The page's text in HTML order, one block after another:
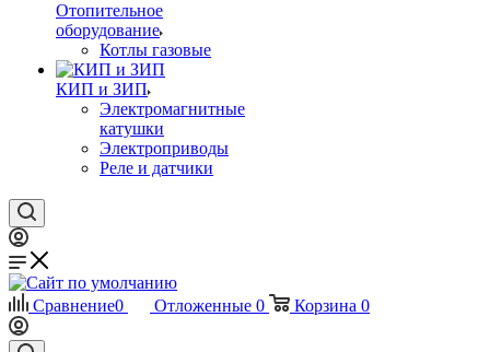
Отопительное
оборудование
Котлы газовые
КИП и ЗИП
Электромагнитные
катушки
Электроприводы
Реле и датчики
Сравнение0 Отложенные 0 Корзина 0